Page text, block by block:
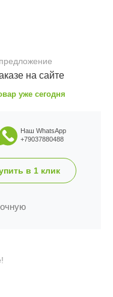
на сайте
уже сегодня
Наш WhatsApp
+79037880488
в 1 клик